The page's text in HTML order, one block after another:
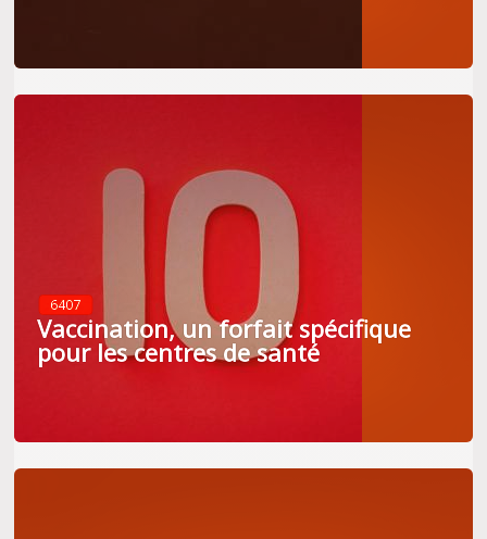
6407
Vaccination, un forfait spécifique
pour les centres de santé